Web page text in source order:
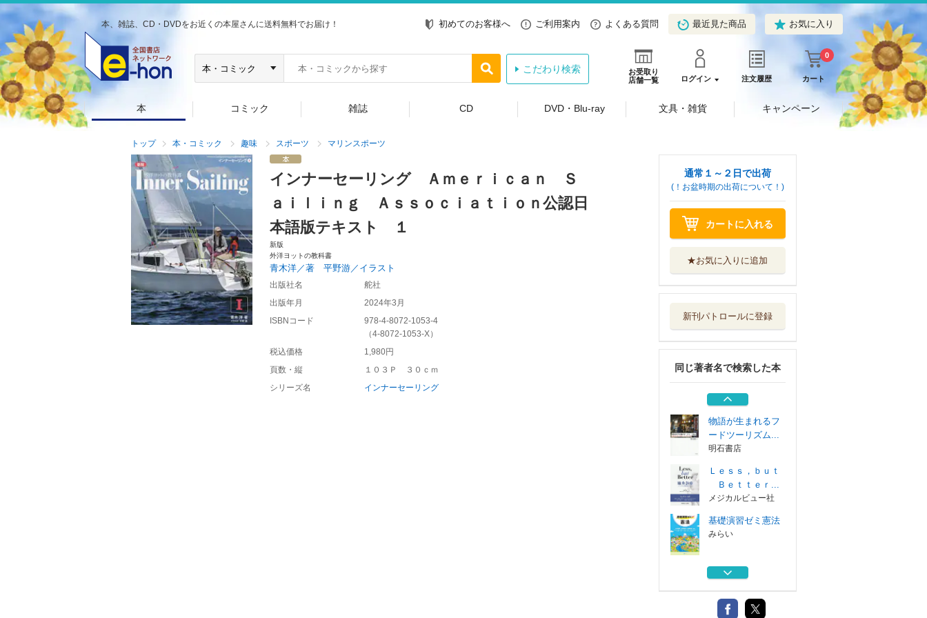
本、雑誌、CD・DVDをお近くの本屋さんに送料無料でお届け！ 初めてのお客様へ ご利用案内 よくある質問 最近見た商品 お気に入り
お受取り
店舗一覧
ログイン 注文履歴 カート
0
こだわり検索
本 コミック 雑誌 CD DVD・Blu-ray 文具・雑貨 キャンペーン
トップ 本・コミック 趣味 スポーツ マリンスポーツ
インナーセーリング Ａｍｅｒｉｃａｎ Ｓ
ａｉｌｉｎｇ Ａｓｓｏｃｉａｔｉｏｎ公認日
本語版テキスト １
新版
外洋ヨットの教科書
青木洋／著 平野游／イラスト
出版社名
舵社
出版年月
2024年3月
ISBNコード
978-4-8072-1053-4
（4-8072-1053-X）
税込価格
1,980円
頁数・縦
１０３Ｐ ３０ｃｍ
シリーズ名
インナーセーリング
通常１～２日で出荷
(！お盆時期の出荷について！)
カートに入れる
★お気に入りに追加
新刊パトロールに登録
同じ著者名で検索した本
基礎演習ゼミ憲法
みらい
こころの科学 ２
日本評論社
Ｓ★Ｄ Ｆｉｌｅ
～Ｄｅｌｕｘｅ...
ＫＡＤＯＫＡＷＡ
物語が生まれるフ
ードツーリズム...
明石書店
Ｌｅｓｓ，ｂｕｔ
Ｂｅｔｔｅｒ...
メジカルビュー社
基礎演習ゼミ憲法
みらい
こころの科学 ２
日本評論社